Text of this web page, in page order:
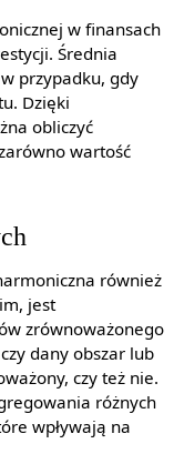
w finansach
Średnia
przypadku, gdy
Dzięki
obliczyć
wartość
również
jest
zrównoważonego
dany obszar lub
czy też nie.
różnych
wpływają na